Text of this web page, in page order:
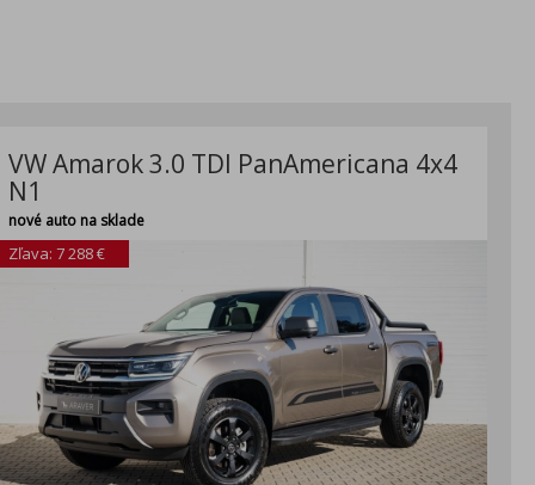
VW Amarok 3.0 TDI PanAmericana 4x4
N1
nové auto na sklade
Zľava: 7 288 €